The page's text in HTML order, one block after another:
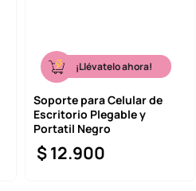
¡Llévatelo ahora!
Soporte para Celular de
Escritorio Plegable y
Portatil Negro
$12.900